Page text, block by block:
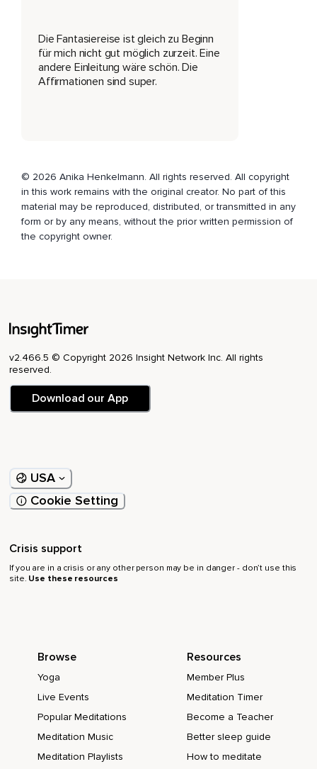
Die Fantasiereise ist gleich zu Beginn
für mich nicht gut möglich zurzeit. Eine
andere Einleitung wäre schön. Die
Affirmationen sind super.
© 2026 Anika Henkelmann. All rights reserved. All copyright
in this work remains with the original creator. No part of this
material may be reproduced, distributed, or transmitted in any
form or by any means, without the prior written permission of
the copyright owner.
v2.466.5 © Copyright 2026 Insight Network Inc. All rights
reserved.
Download our App
USA
Cookie Setting
Crisis support
If you are in a crisis or any other person may be in danger - don’t use this
site. Use these resources
Browse
Yoga
Live Events
Popular Meditations
Meditation Music
Meditation Playlists
Resources
Member Plus
Meditation Timer
Become a Teacher
Better sleep guide
How to meditate